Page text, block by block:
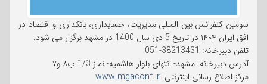
سومین کنفرانس بین المللی مدیریت، حسابداری، بانکداری و اقتصاد در
افق ایران ۱۴۰۴ در تاریخ 5 دی سال 1400 در مشهد برگزار می شود.
تلفن دبیرخانه: 38213431-051
آدرس دبیرخانه: مشهد- انتهای بلوار هاشمیه- نماز 1/3 ب۸ و۷
مرکز اطلاع رسانی اینترنتی: www.mgaconf.ir